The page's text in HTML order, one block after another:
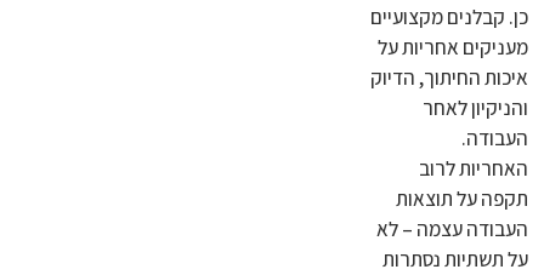
כן. קבלנים מקצועיים
מעניקים אחריות על
איכות החיתוך, הדיוק
והניקיון לאחר
העבודה.
האחריות לרוב
תקפה על תוצאות
העבודה עצמה – לא
על תשתיות נסתרות